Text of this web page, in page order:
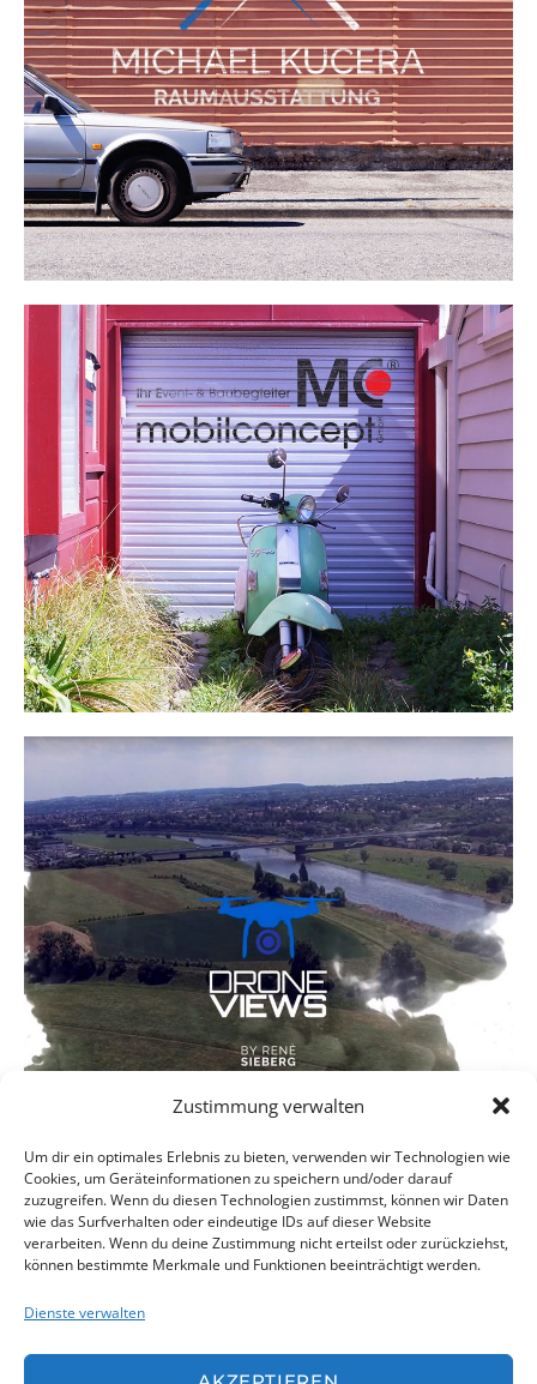
Zustimmung verwalten
Um dir ein optimales Erlebnis zu bieten, verwenden wir Technologien wie
Cookies, um Geräteinformationen zu speichern und/oder darauf
zuzugreifen. Wenn du diesen Technologien zustimmst, können wir Daten
wie das Surfverhalten oder eindeutige IDs auf dieser Website
verarbeiten. Wenn du deine Zustimmung nicht erteilst oder zurückziehst,
können bestimmte Merkmale und Funktionen beeinträchtigt werden.
Dienste verwalten
VORHER
1 2 NÄCHSTE